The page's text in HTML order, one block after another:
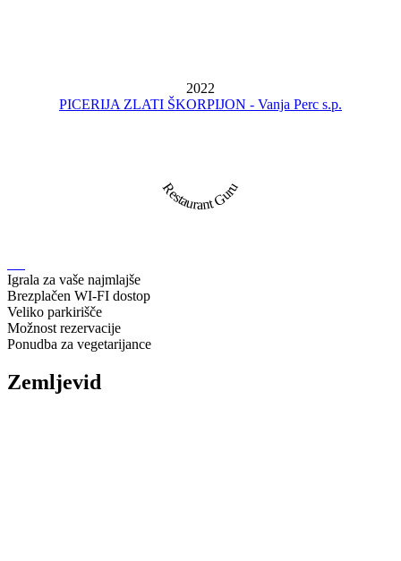
2022
PICERIJA ZLATI ŠKORPIJON - Vanja Perc s.p.
Restaurant Guru
Igrala za vaše najmlajše
Brezplačen WI-FI dostop
Veliko parkirišče
Možnost rezervacije
Ponudba za vegetarijance
Zemljevid